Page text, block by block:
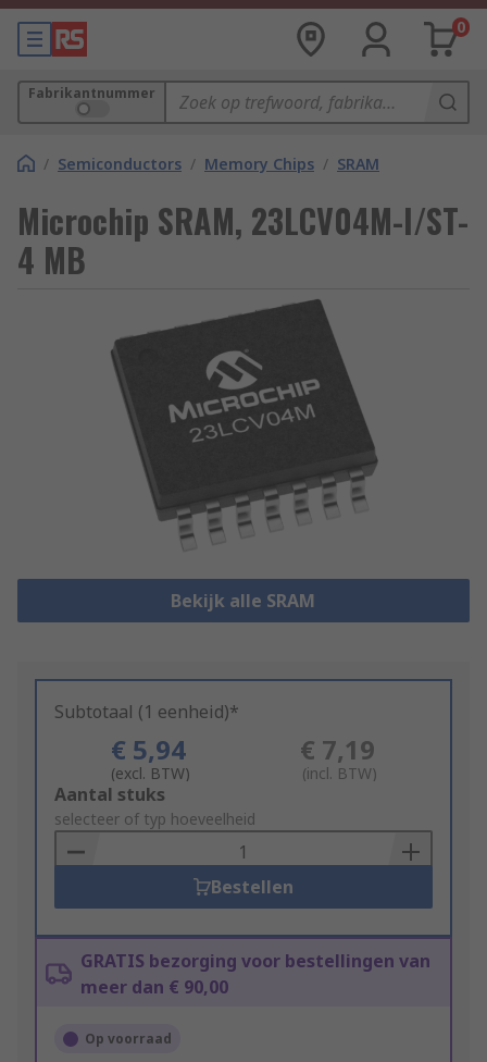
0
Fabrikantnummer
/ Semiconductors / Memory Chips / SRAM
Microchip SRAM, 23LCV04M-I/ST-
4 MB
Bekijk alle SRAM
Subtotaal (1 eenheid)*
€ 5,94
(excl. BTW)
€ 7,19
(incl. BTW)
Add
to
Basket
Aantal stuks
selecteer of typ hoeveelheid
Bestellen
GRATIS bezorging voor bestellingen van
meer dan € 90,00
Op voorraad